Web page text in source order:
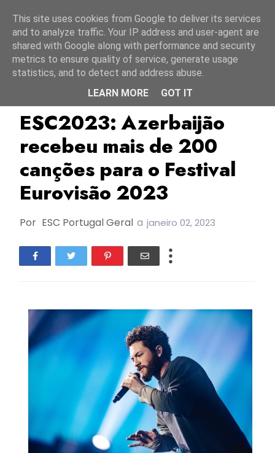
Azerbaijão ESC2023 Ictimai
ESC2023: Azerbaijão
recebeu mais de 200
canções para o Festival
Eurovisão 2023
Por ESC Portugal Geral a janeiro 02, 2023
This site uses cookies from Google to deliver its services
and to analyze traffic. Your IP address and user-agent are
shared with Google along with performance and security
metrics to ensure quality of service, generate usage
statistics, and to detect and address abuse.
LEARN MORE
GOT IT